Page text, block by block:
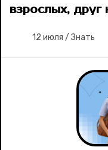
взрослых, друг
12 июля / Знать